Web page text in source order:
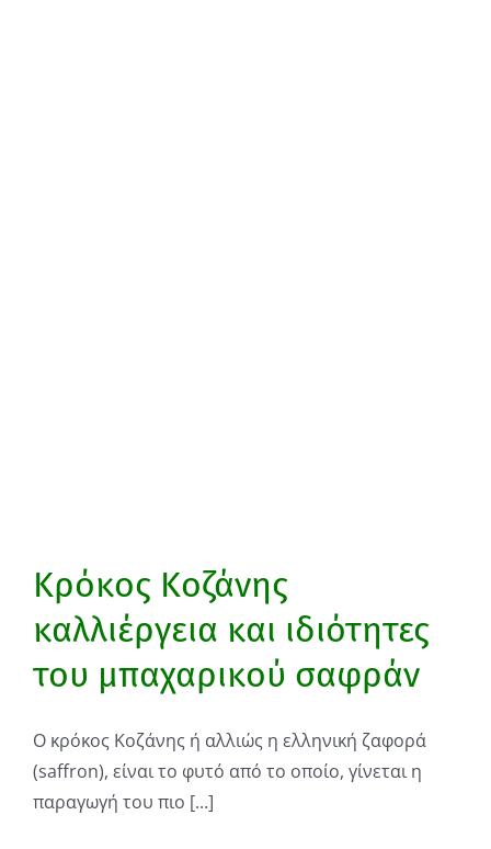
Κρόκος Κοζάνης
καλλιέργεια και ιδιότητες
του μπαχαρικού σαφράν
​Ο κρόκος Κοζάνης ή αλλιώς η ελληνική ζαφορά
(saffron), είναι τo φυτό από το οποίο, γίνεται η
παραγωγή του πιο [...]